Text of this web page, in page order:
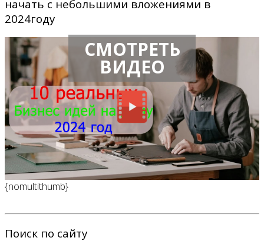
начать с небольшими вложениями в
2024году
СМОТРЕТЬ
ВИДЕО
{nomultithumb}
Поиск по сайту